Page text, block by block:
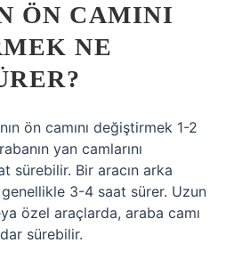
ÖN CAMINI
NE
ön camını değiştirmek 1-2
yan camlarını
sürebilir. Bir aracın arka
genellikle 3-4 saat sürer. Uzun
özel araçlarda, araba camı
sürebilir.